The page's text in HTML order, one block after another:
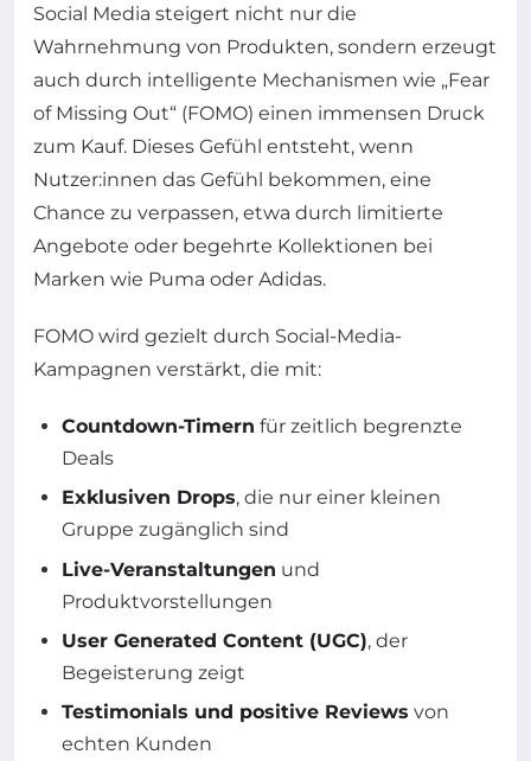
Social Media steigert nicht nur die
Wahrnehmung von Produkten, sondern erzeugt
auch durch intelligente Mechanismen wie „Fear
of Missing Out“ (FOMO) einen immensen Druck
zum Kauf. Dieses Gefühl entsteht, wenn
Nutzer:innen das Gefühl bekommen, eine
Chance zu verpassen, etwa durch limitierte
Angebote oder begehrte Kollektionen bei
Marken wie Puma oder Adidas.
FOMO wird gezielt durch Social-Media-
Kampagnen verstärkt, die mit:
Countdown-Timern für zeitlich begrenzte
Deals
Exklusiven Drops, die nur einer kleinen
Gruppe zugänglich sind
Live-Veranstaltungen und
Produktvorstellungen
User Generated Content (UGC), der
Begeisterung zeigt
Testimonials und positive Reviews von
echten Kunden